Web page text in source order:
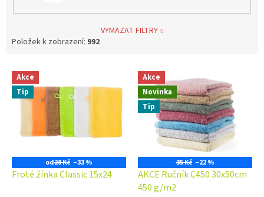
VYMAZAT FILTRY
Položek k zobrazení: 992
p
Akce
Tip
od28 Kč –33 %
Froté žínka Classic 15x24
Akce
Novinka
Tip
35 Kč –22 %
AKCE Ručník C450 30x50cm
450 g/m2